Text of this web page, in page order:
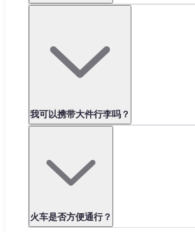
我可以携带大件行李吗？
火车是否方便通行？